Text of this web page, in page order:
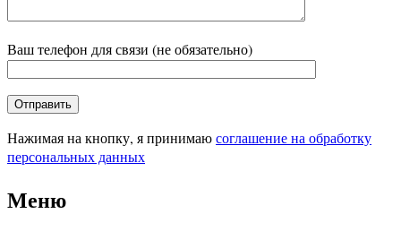
Ваш телефон для связи (не обязательно)
Нажимая на кнопку, я принимаюсоглашение на обработку
персональных данных
Меню